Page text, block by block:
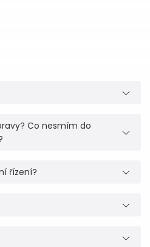
Co nesmím do
řízení?